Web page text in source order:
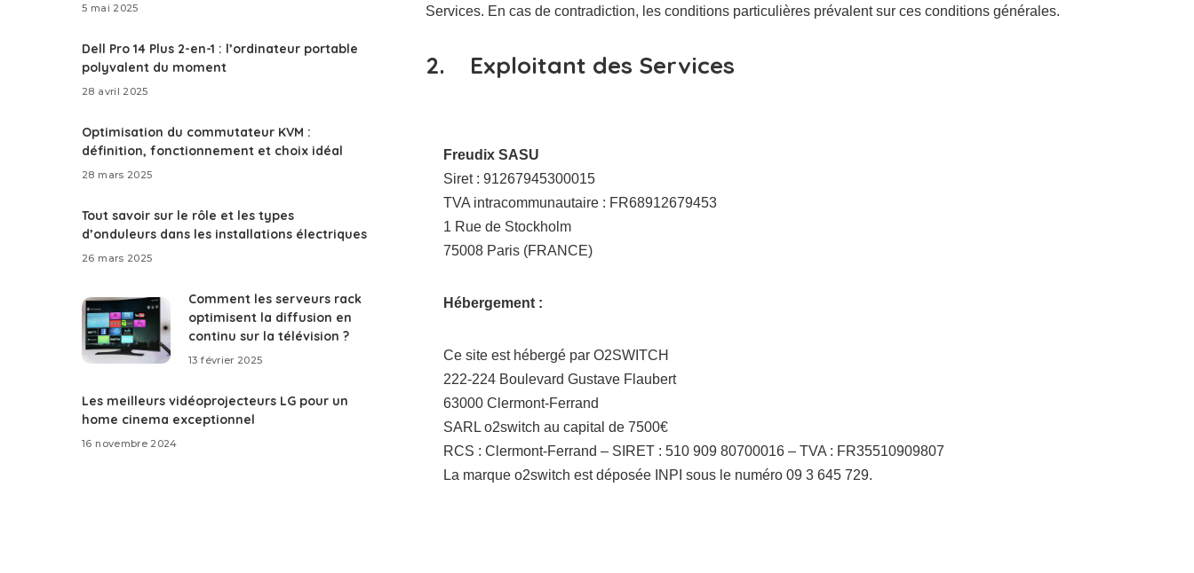
Services. En cas de contradiction, les conditions particulières prévalent sur ces conditions générales.
2. Exploitant des Services
Freudix SASU
Siret : 91267945300015
TVA intracommunautaire : FR68912679453
1 Rue de Stockholm
75008 Paris (FRANCE)
Hébergement :
Ce site est hébergé par O2SWITCH
222-224 Boulevard Gustave Flaubert
63000 Clermont-Ferrand
SARL o2switch au capital de 7500€
RCS : Clermont-Ferrand – SIRET : 510 909 80700016 – TVA : FR35510909807
La marque o2switch est déposée INPI sous le numéro 09 3 645 729.
5 mai 2025
Dell Pro 14 Plus 2-en-1 : l’ordinateur portable
polyvalent du moment
28 avril 2025
Optimisation du commutateur KVM :
définition, fonctionnement et choix idéal
28 mars 2025
Tout savoir sur le rôle et les types
d’onduleurs dans les installations électriques
26 mars 2025
Comment les serveurs rack
optimisent la diffusion en
continu sur la télévision ?
13 février 2025
Les meilleurs vidéoprojecteurs LG pour un
home cinema exceptionnel
16 novembre 2024